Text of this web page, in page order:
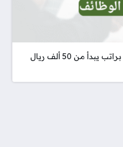
توظيف فوري بالرياض براتب يبدأ من 50 ألف ريال